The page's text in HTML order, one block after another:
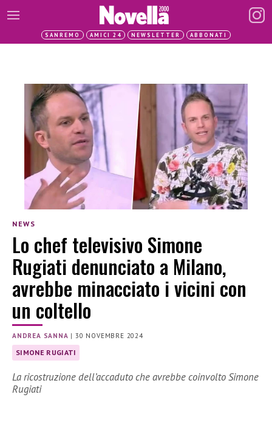
SANREMO AMICI 24 NEWSLETTER ABBONATI
NEWS
Lo chef televisivo Simone
Rugiati denunciato a Milano,
avrebbe minacciato i vicini con
un coltello
ANDREA SANNA |30 NOVEMBRE 2024
SIMONE RUGIATI
La ricostruzione dell’accaduto che avrebbe coinvolto Simone
Rugiati